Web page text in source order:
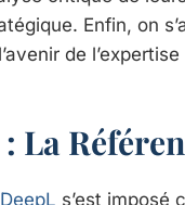
Enfin, on
de
: La
DeepL s’est imposé